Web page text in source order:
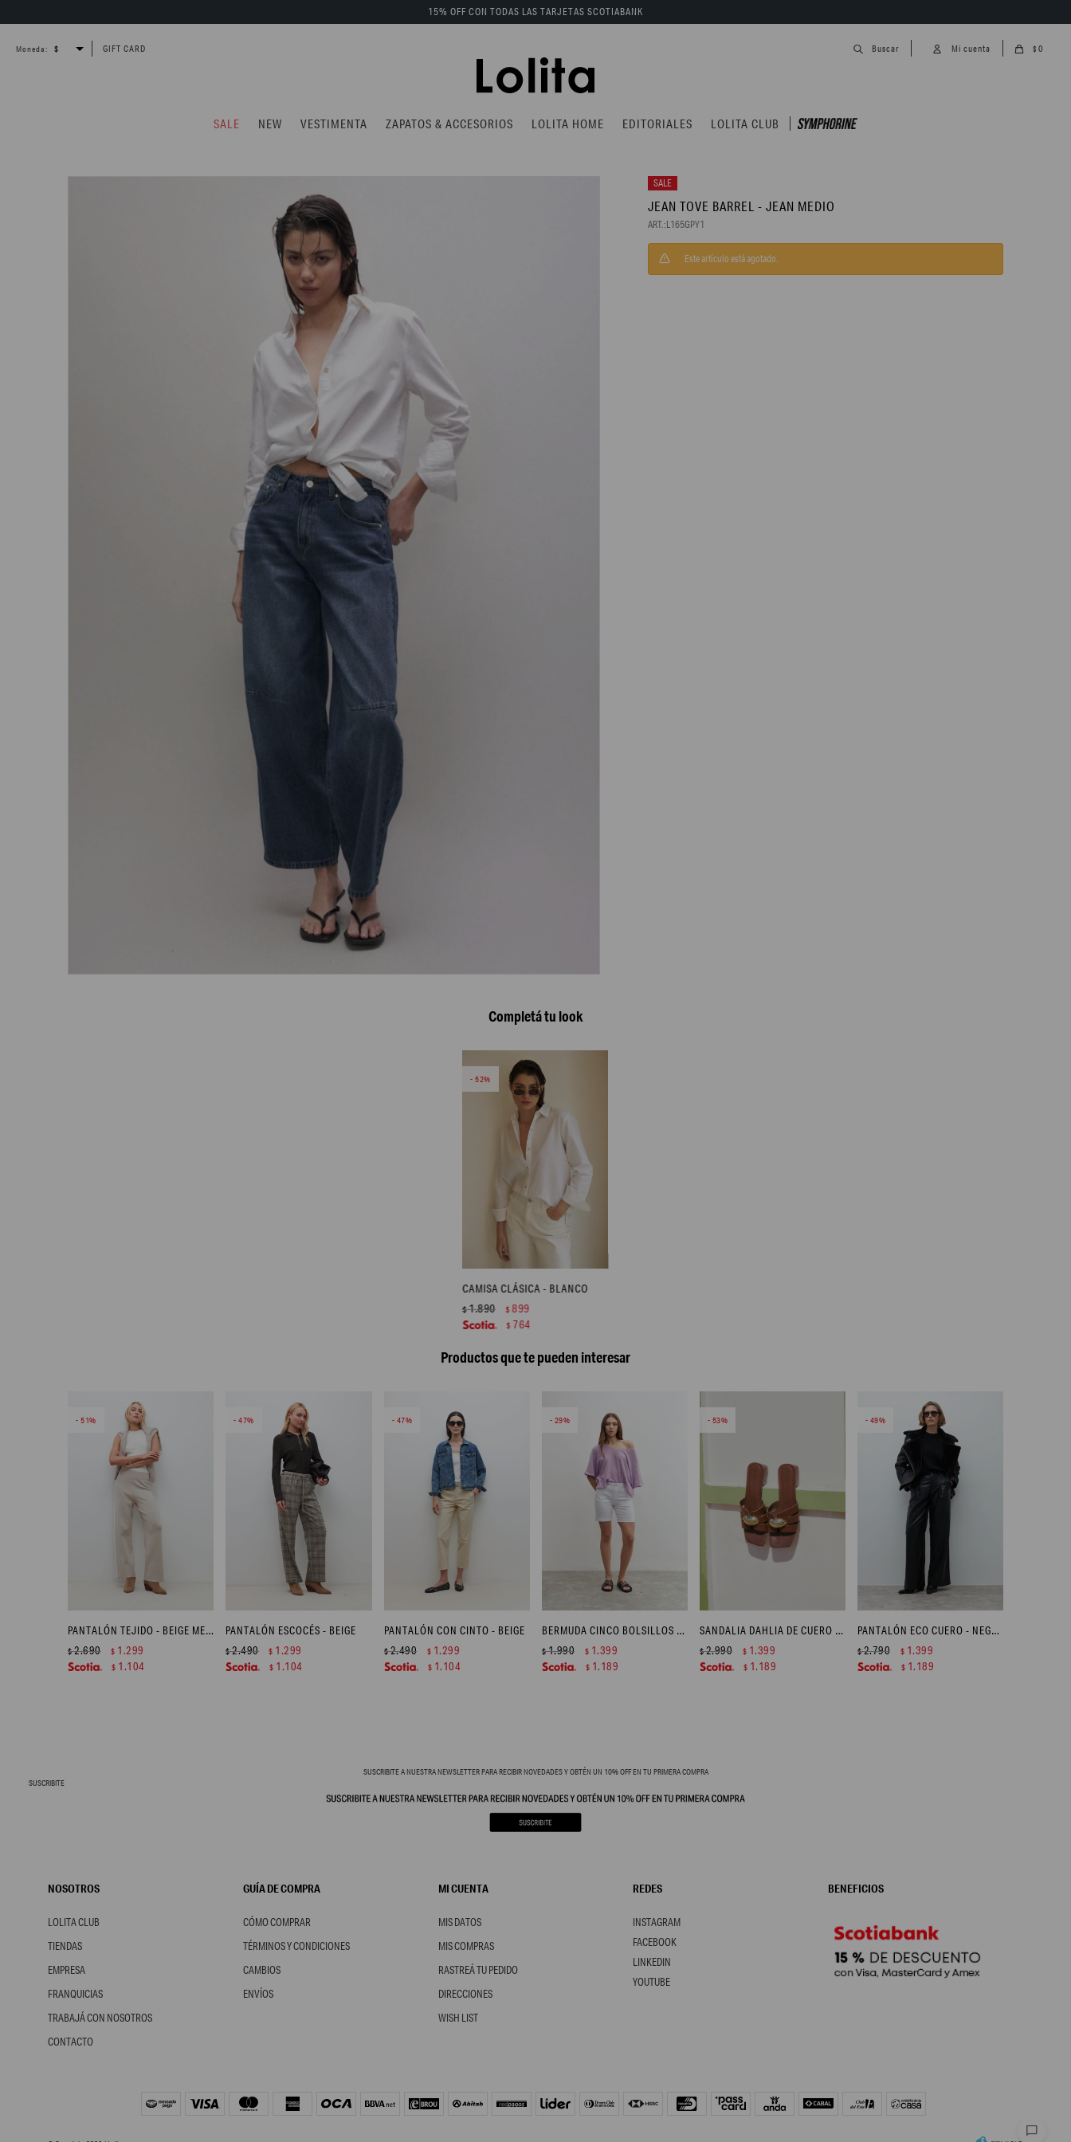
SALE NEW VESTIMENTA ZAPATOS & ACCESORIOS LOLITA HOME EDITORIALES LOLITA CLUB
$ 0
15% OFF CON TODAS LAS TARJETAS SCOTIABANK
Moneda: GIFT CARD
JEAN TOVE BARREL - JEAN MEDIO
L165GPY1
Este artículo está agotado.
Completá tu look
52
CAMISA CLÁSICA - BLANCO
$1.890 $899
$ 764
Productos que te pueden interesar
51
PANTALÓN TEJIDO - BEIGE MELANGE
$2.690 $ 1.299
$ 1.104
47
PANTALÓN ESCOCÉS - BEIGE
$2.490 $ 1.299
$ 1.104
47
PANTALÓN CON CINTO - BEIGE
$2.490 $ 1.299
$ 1.104
29
BERMUDA CINCO BOLSILLOS - BLANCO
$1.990 $ 1.399
$ 1.189
53
SANDALIA DAHLIA DE CUERO CON ACENTO METÁLICO - CHOCOLATE
$2.990 $ 1.399
$ 1.189
49
PANTALÓN ECO CUERO - NEGRO
$2.790 $ 1.399
$ 1.189
SUSCRIBITE A NUESTRA NEWSLETTER PARA RECIBIR NOVEDADES Y OBTÉN UN 10% OFF EN TU PRIMERA COMPRA
SUSCRIBITE
NOSOTROS
LOLITA CLUB
TIENDAS
EMPRESA
FRANQUICIAS
TRABAJÁ CON NOSOTROS
CONTACTO
GUÍA DE COMPRA
CÓMO COMPRAR
TÉRMINOS Y CONDICIONES
CAMBIOS
ENVÍOS
MI CUENTA
MIS DATOS
MIS COMPRAS
RASTREÁ TU PEDIDO
DIRECCIONES
WISH LIST
REDES
FACEBOOK
YOUTUBE
INSTAGRAM
LINKEDIN
BENEFICIOS
chat_bubble